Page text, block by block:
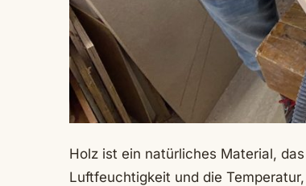
Holz ist ein natürliches Material,
Luftfeuchtigkeit und die